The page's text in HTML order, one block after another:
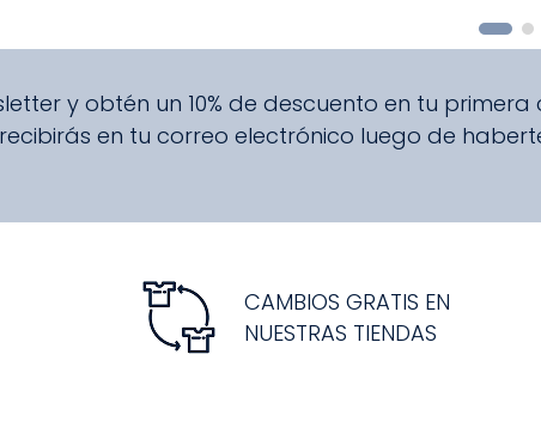
y obtén un 10% de descuento en tu primera
en tu correo electrónico luego de
CAMBIOS GRATIS EN
NUESTRAS TIENDAS